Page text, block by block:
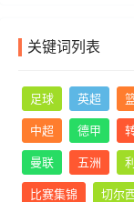
关键词列表
足球 英超
中超 德甲
曼联 五洲
比赛集锦 切尔